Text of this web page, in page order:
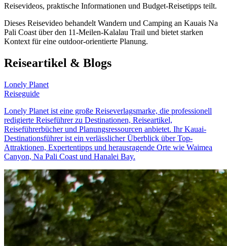
Reisevideos, praktische Informationen und Budget-Reisetipps teilt.
Dieses Reisevideo behandelt Wandern und Camping an Kauais Na
Pali Coast über den 11-Meilen-Kalalau Trail und bietet starken
Kontext für eine outdoor-orientierte Planung.
Reiseartikel & Blogs
Lonely Planet
Reiseguide
Lonely Planet ist eine große Reiseverlagsmarke, die professionell
redigierte Reiseführer zu Destinationen, Reiseartikel,
Reiseführerbücher und Planungsressourcen anbietet. Ihr Kauai-
Destinationsführer ist ein verlässlicher Überblick über Top-
Attraktionen, Expertentipps und herausragende Orte wie Waimea
Canyon, Na Pali Coast und Hanalei Bay.